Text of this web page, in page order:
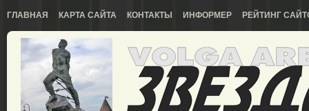
ГЛАВНАЯ КАРТА САЙТА КОНТАКТЫ ИНФОРМЕР РЕЙТИНГ